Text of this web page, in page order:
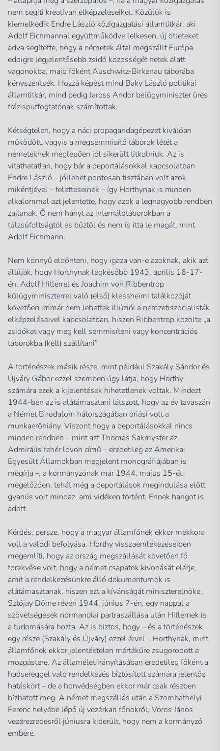
nem segíti kreatívan elképzeléseiket. Közülük is
kiemelkedik Endre László közigazgatási államtitkár, aki
Adolf Eichmannal együttműködve lelkesen, új ötleteket
adva segítette, hogy a németek által megszállt Európa
eddigre legjelentősebb zsidó közösségét hetek alatt
vagonokba, majd főként Auschwitz-Birkenau táborába
kényszerítsék. Hozzá képest mind Baky László politikai
államtitkár, mind pedig Jaross Andor belügyminiszter üres
frázispuffogtatónak számítottak.
Kétségtelen, hogy a náci propagandagépezet kiválóan
működött, vagyis a megsemmisítő táborok létét a
németeknek meglepően jól sikerült titkolniuk. Az is
vitathatatlan, hogy bár a deportálásokkal kapcsolatban
Endre László – jóllehet pontosan tisztában volt azok
mikéntjével – feletteseinek – így Horthynak is minden
alkalommal azt jelentette, hogy azok a legnagyobb rendben
zajlanak. Ő nem hányt az internálótáborokban a
túlzsúfoltságtól és bűztől és nem is itta le magát, mint
Adolf Eichmann.
Nem könnyű eldönteni, hogy igaza van-e azoknak, akik azt
állítják, hogy Horthynak legkésőbb 1943. április 16-17-
én, Adolf Hitlerrel és Joachim von Ribbentrop
külügyminiszterrel való (első) klessheimi találkozóját
követően immár nem lehettek illúziói a nemzetiszocialisták
elképzeléseivel kapcsolatban, hiszen Ribbentrop közölte „a
zsidókat vagy meg kell semmisíteni vagy koncentrációs
táborokba (kell) szállítani”.
A történészek másik része, mint például Szakály Sándor és
Újváry Gábor ezzel szemben úgy látja, hogy Horthy
számára ezek a kijelentések hihetetlenek voltak. Mindezt
1944-ben az is alátámasztani látszott, hogy az év tavaszán
a Német Birodalom hátországában óriási volt a
munkaerőhiány. Viszont hogy a deportálásokkal nincs
minden rendben – mint azt Thomas Sakmyster az
Admirális fehér lovon című – eredetileg az Amerikai
Egyesült Államokban megjelent monográfiájában is
megírja –, a kormányzónak már 1944. május 15-ét
megelőzően, tehát még a deportálások megindulása előtt
gyanús volt mindaz, ami vidéken történt. Ennek hangot is
adott.
Kérdés, persze, hogy a magyar államfőnek ekkor mekkora
volt a valódi befolyása. Horthy visszaemlékezéseiben
megemlíti, hogy az ország megszállását követően fő
törekvése volt, hogy a német csapatok kivonását elérje,
amit a rendelkezésünkre álló dokumentumok is
alátámasztanak, hiszen ezt a kívánságát miniszterelnöke,
Sztójay Döme révén 1944. június 7-én, egy nappal a
szövetségesek normandiai partraszállása után Hitlernek is
a tudomására hozta. Az is biztos, hogy – és a történészek
egy része (Szakály és Újváry) ezzel érvel – Horthynak, mint
államfőnek ekkor jelentéktelen mértékűre zsugorodott a
mozgástere. Az államélet irányításában eredetileg főként a
hadsereggel való rendelkezés biztosított számára jelentős
hatáskört – de a honvédségben ekkor már csak részben
bízhatott meg. A német megszállás után a Szombathelyi
Ferenc helyébe lépő új vezérkari főnökről, Vörös János
vezérezredesről júniusra kiderült, hogy nem a kormányzó
embere.